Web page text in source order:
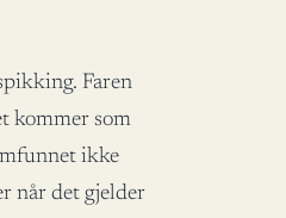
Faren
kommer som
ikke
når det gjelder